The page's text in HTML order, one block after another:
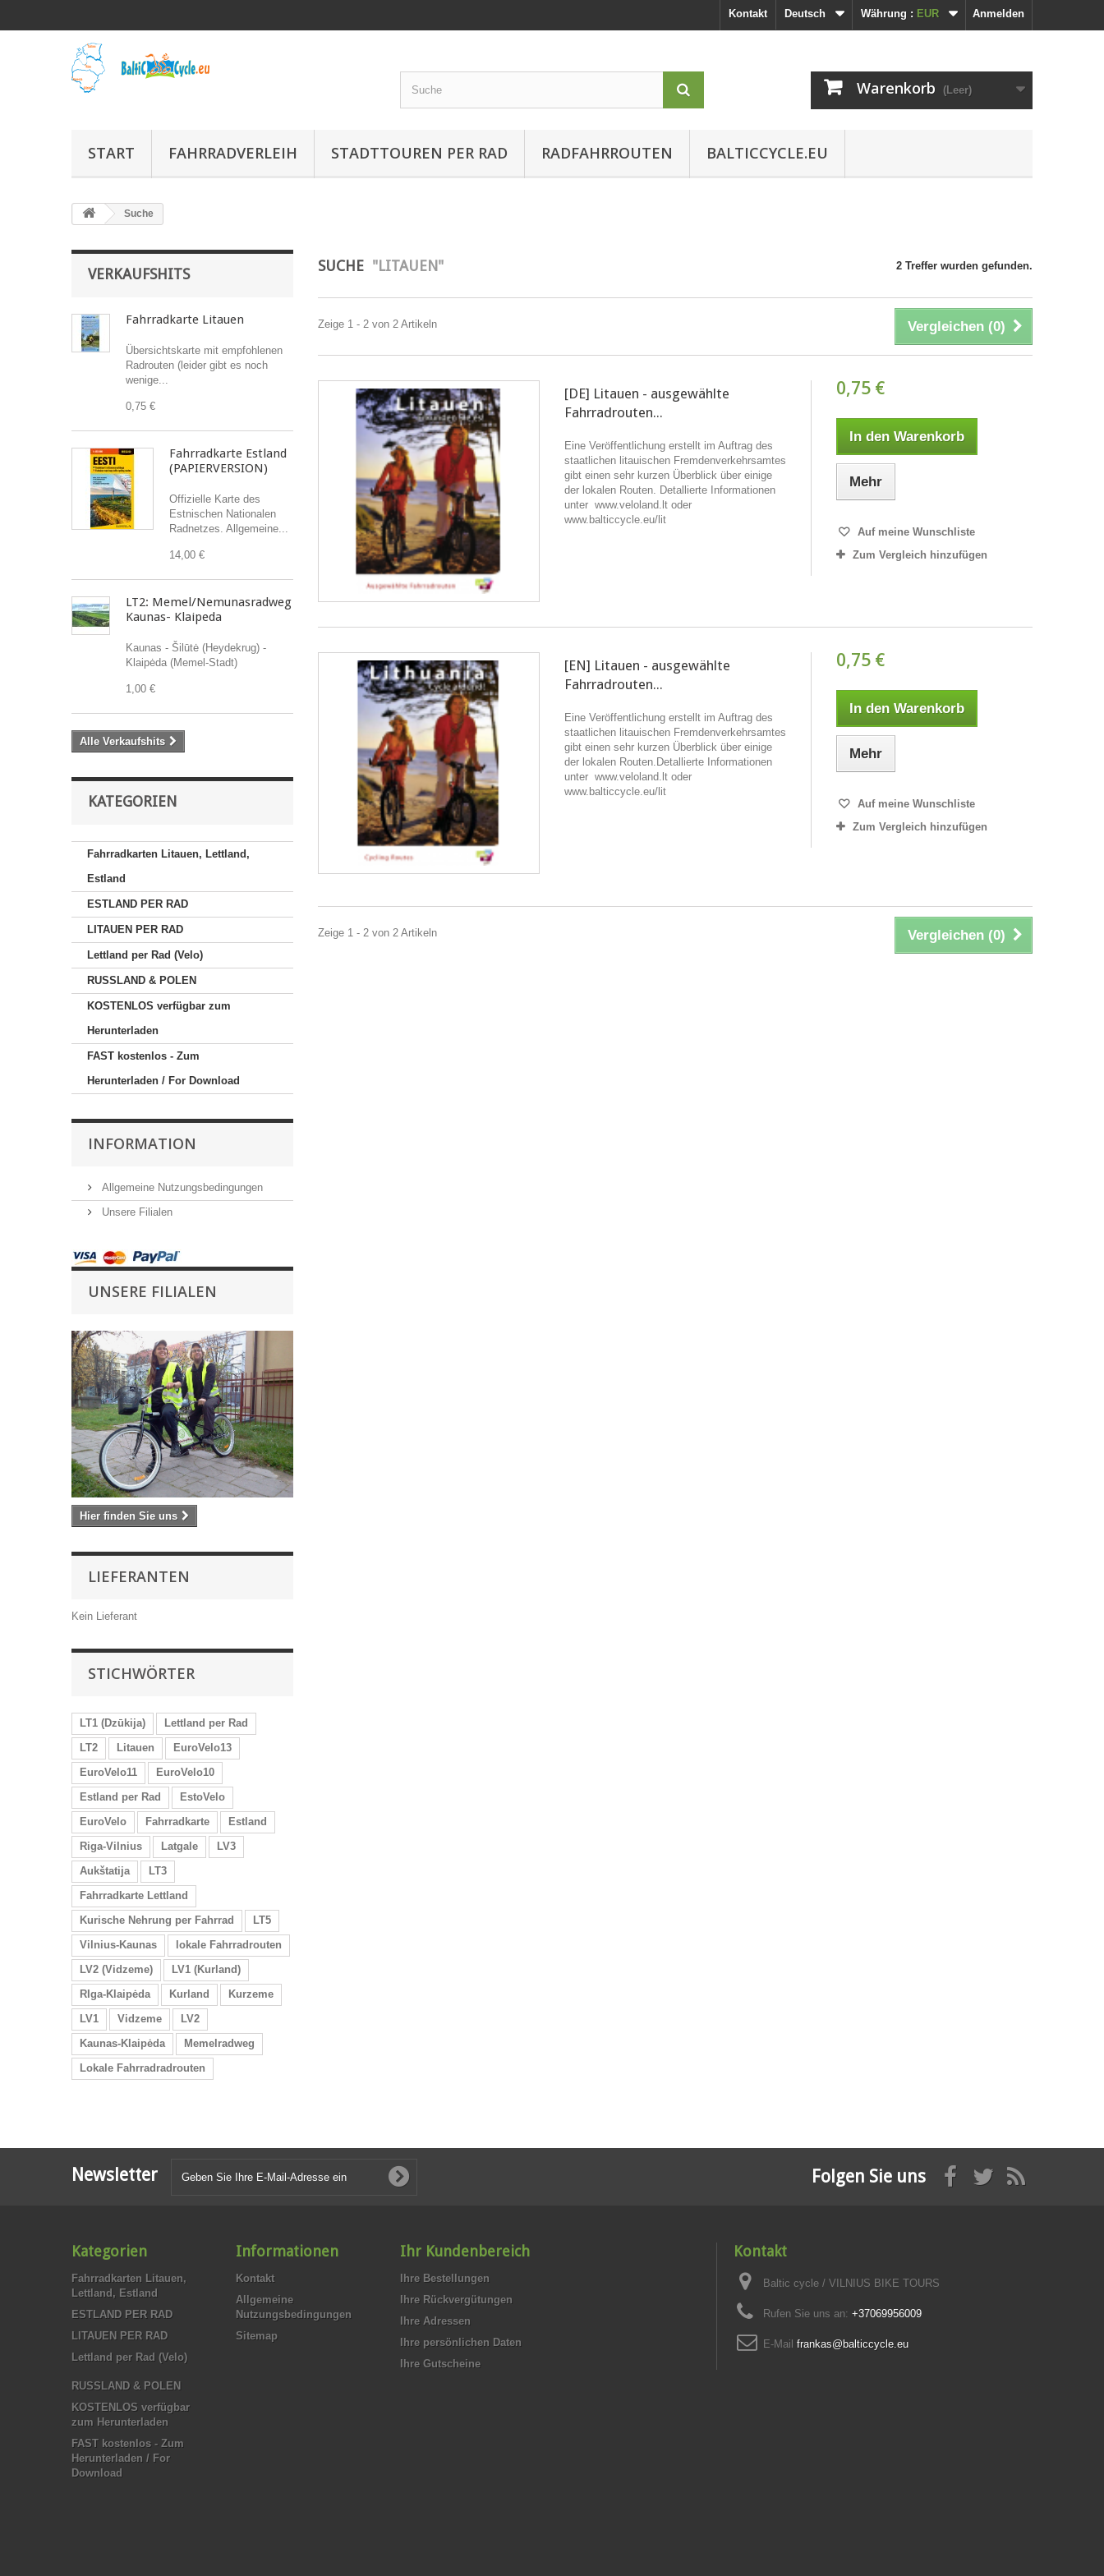
Anmelden
Währung : EUR
Deutsch
Kontakt
Warenkorb (Leer)
START FAHRRADVERLEIH STADTTOUREN PER RAD RADFAHRROUTEN BALTICCYCLE.EU
Suche
VERKAUFSHITS
Fahrradkarte Litauen
Übersichtskarte mit empfohlenen
Radrouten (leider gibt es noch
wenige...
0,75 €
Fahrradkarte Estland
(PAPIERVERSION)
Offizielle Karte des
Estnischen Nationalen
Radnetzes. Allgemeine...
14,00 €
LT2: Memel/Nemunasradweg
Kaunas- Klaipeda
Kaunas - Šilūtė (Heydekrug) -
Klaipėda (Memel-Stadt)
1,00 €
Alle Verkaufshits
KATEGORIEN
Fahrradkarten Litauen, Lettland,
Estland
ESTLAND PER RAD
LITAUEN PER RAD
Lettland per Rad (Velo)
RUSSLAND & POLEN
KOSTENLOS verfügbar zum
Herunterladen
FAST kostenlos - Zum
Herunterladen / For Download
INFORMATION
Allgemeine Nutzungsbedingungen
Unsere Filialen
UNSERE FILIALEN
Hier finden Sie uns
LIEFERANTEN
Kein Lieferant
STICHWÖRTER
LT1 (Dzūkija)
Lettland per Rad
LT2
Litauen
EuroVelo13
EuroVelo11
EuroVelo10
Estland per Rad
EstoVelo
EuroVelo
Fahrradkarte
Estland
Riga-Vilnius
Latgale
LV3
Aukštatija
LT3
Fahrradkarte Lettland
Kurische Nehrung per Fahrrad
LT5
Vilnius-Kaunas
lokale Fahrradrouten
LV2 (Vidzeme)
LV1 (Kurland)
RIga-Klaipėda
Kurland
Kurzeme
LV1
Vidzeme
LV2
Kaunas-Klaipėda
Memelradweg
Lokale Fahrradradrouten
SUCHE "LITAUEN" 2 Treffer wurden gefunden.
Vergleichen (0)
Zeige 1 - 2 von 2 Artikeln
[DE] Litauen - ausgewählte
Fahrradrouten...
Eine Veröffentlichung erstellt im Auftrag des
staatlichen litauischen Fremdenverkehrsamtes
gibt einen sehr kurzen Überblick über einige
der lokalen Routen. Detallierte Informationen
unter www.veloland.lt oder
www.balticcycle.eu/lit
0,75 €
In den Warenkorb
Mehr
Auf meine Wunschliste
Zum Vergleich hinzufügen
[EN] Litauen - ausgewählte
Fahrradrouten...
Eine Veröffentlichung erstellt im Auftrag des
staatlichen litauischen Fremdenverkehrsamtes
gibt einen sehr kurzen Überblick über einige
der lokalen Routen.Detallierte Informationen
unter www.veloland.lt oder
www.balticcycle.eu/lit
0,75 €
In den Warenkorb
Mehr
Auf meine Wunschliste
Zum Vergleich hinzufügen
Vergleichen (0)
Zeige 1 - 2 von 2 Artikeln
Newsletter Folgen Sie uns
Kategorien
Fahrradkarten Litauen,
Lettland, Estland
ESTLAND PER RAD
LITAUEN PER RAD
Lettland per Rad (Velo)
RUSSLAND & POLEN
KOSTENLOS verfügbar
zum Herunterladen
FAST kostenlos - Zum
Herunterladen / For
Download
Informationen
Kontakt
Allgemeine
Nutzungsbedingungen
Sitemap
Ihr Kundenbereich
Ihre Bestellungen
Ihre Rückvergütungen
Ihre Adressen
Ihre persönlichen Daten
Ihre Gutscheine
Kontakt
Baltic cycle / VILNIUS BIKE TOURS
Rufen Sie uns an: +37069956009
E-Mail frankas@balticcycle.eu